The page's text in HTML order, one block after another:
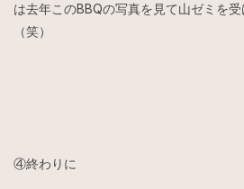
は去年このBBQの写真を見て山ゼミを
（笑）
④終わりに